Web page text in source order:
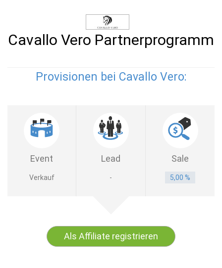
Cavallo Vero Partnerprogramm
Provisionen bei Cavallo Vero:
Event Lead Sale
Verkauf - 5,00 %
Als Affiliate registrieren